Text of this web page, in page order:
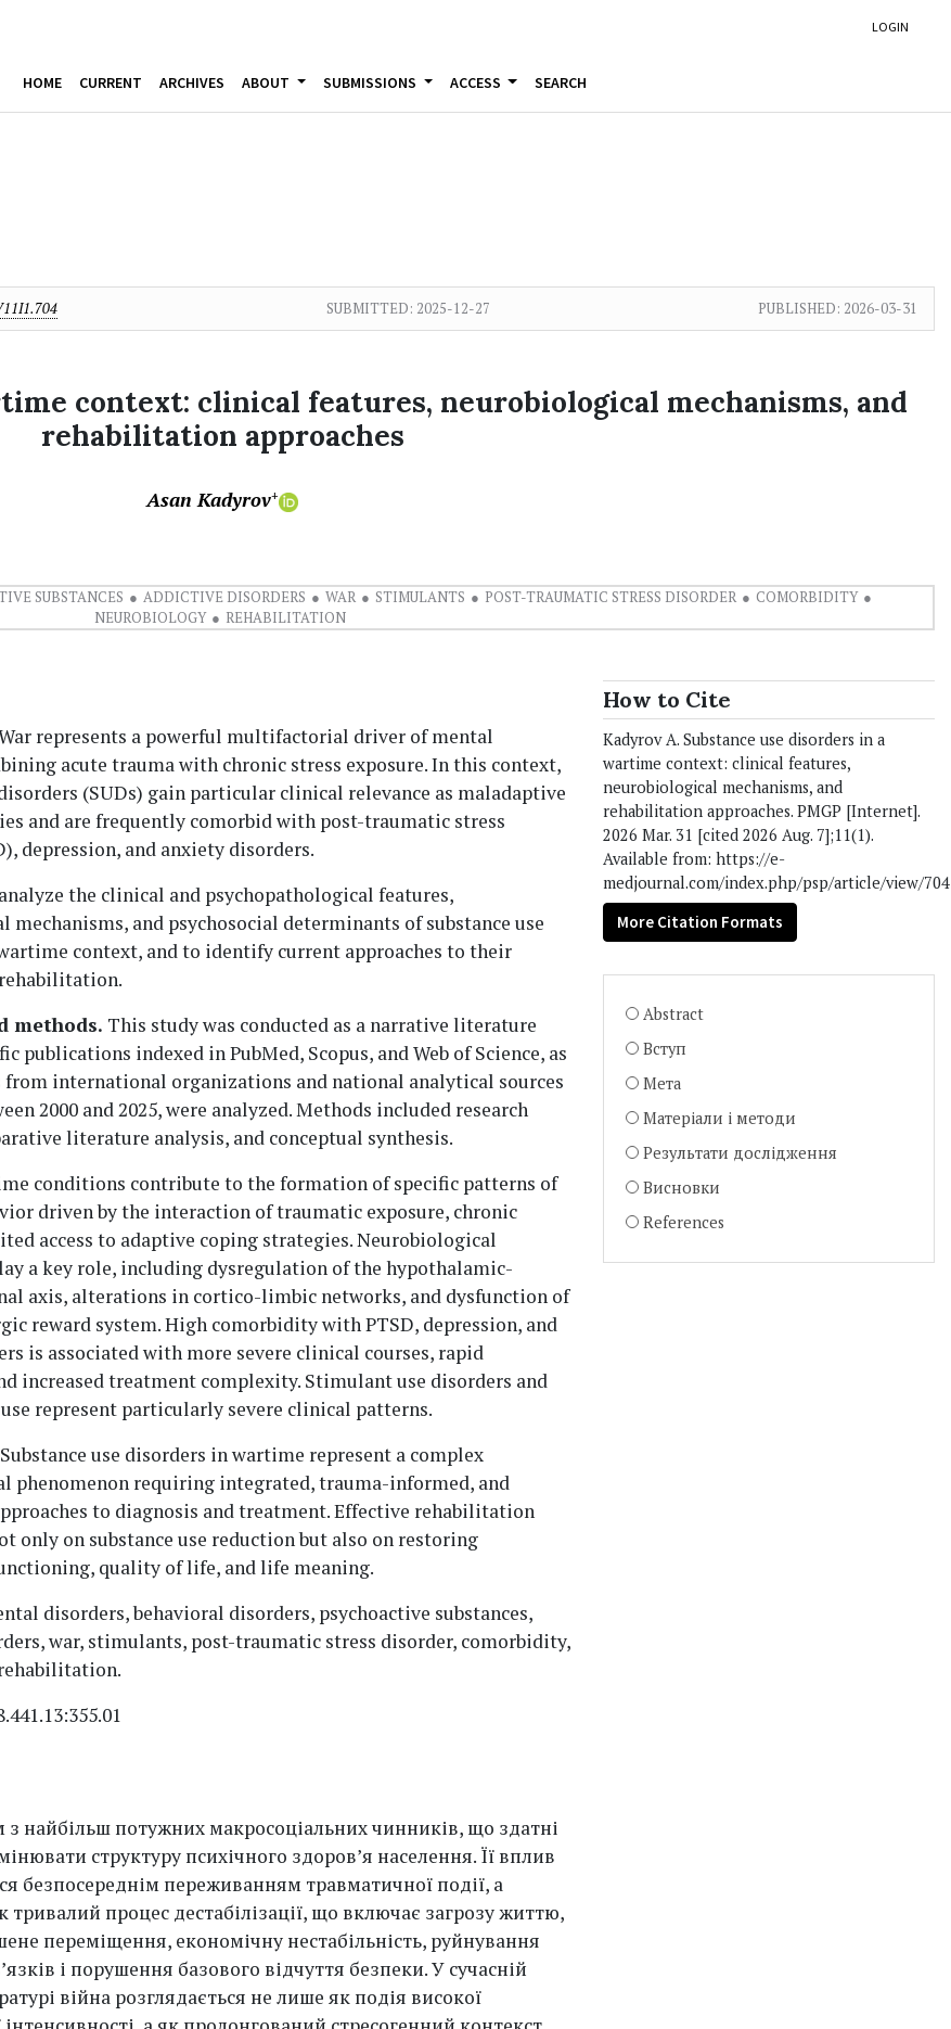
LOGIN
HOME CURRENT ARCHIVES ABOUT SUBMISSIONS ACCESS SEARCH
SUBMITTED: 2025-12-27 PUBLISHED: 2026-03-31
context: clinical features, neurobiological mechanisms, and
rehabilitation approaches
Asan Kadyrov+
SUBSTANCES ADDICTIVE DISORDERS WAR STIMULANTS POST-TRAUMATIC STRESS DISORDER
COMORBIDITY
NEUROBIOLOGY
REHABILITATION
represents a powerful multifactorial driver of mental
acute trauma with chronic stress exposure. In this context,
(SUDs) gain particular clinical relevance as maladaptive
and are frequently comorbid with post-traumatic stress
depression, and anxiety disorders.
the clinical and psychopathological features,
mechanisms, and psychosocial determinants of substance use
context, and to identify current approaches to their
methods. This study was conducted as a narrative literature
publications indexed in PubMed, Scopus, and Web of Science, as
from international organizations and national analytical sources
2000 and 2025, were analyzed. Methods included research
literature analysis, and conceptual synthesis.
conditions contribute to the formation of specific patterns of
driven by the interaction of traumatic exposure, chronic
access to adaptive coping strategies. Neurobiological
a key role, including dysregulation of the hypothalamic-
axis, alterations in cortico-limbic networks, and dysfunction of
reward system. High comorbidity with PTSD, depression, and
is associated with more severe clinical courses, rapid
increased treatment complexity. Stimulant use disorders and
represent particularly severe clinical patterns.
Substance use disorders in wartime represent a complex
phenomenon requiring integrated, trauma-informed, and
to diagnosis and treatment. Effective rehabilitation
only on substance use reduction but also on restoring
quality of life, and life meaning.
disorders, behavioral disorders, psychoactive substances,
war, stimulants, post-traumatic stress disorder, comorbidity,
з найбільш потужних макросоціальних чинників, що здатні
структуру психічного здоров’я населення. Її вплив
безпосереднім переживанням травматичної події, а
тривалий процес дестабілізації, що включає загрозу життю,
переміщення, економічну нестабільність, руйнування
і порушення базового відчуття безпеки. У сучасній
війна розглядається не лише як подія високої
How to Cite
Kadyrov A. Substance use disorders in a
wartime context: clinical features,
neurobiological mechanisms, and
rehabilitation approaches. PMGP [Internet].
2026 Mar. 31 [cited 2026 Aug. 7];11(1).
Available from: https://e-
medjournal.com/index.php/psp/article/view/704
More Citation Formats
Abstract
Вступ
Мета
Матеріали і методи
Результати дослідження
Висновки
References